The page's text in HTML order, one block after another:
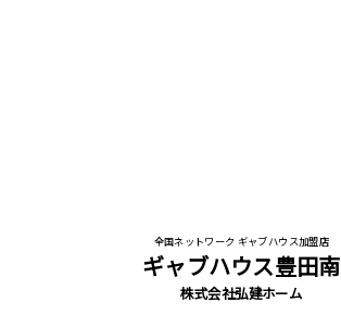
全国ネットワーク ギャブハウス加盟店
ギャブハウス豊田南
株式会社弘建ホーム